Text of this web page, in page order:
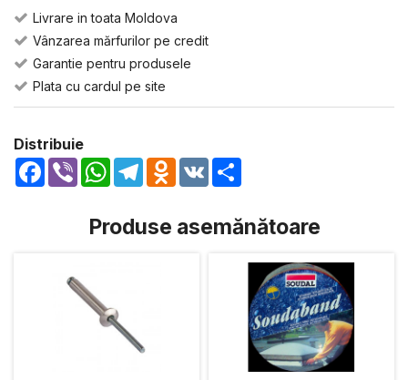
Livrare in toata Moldova
Vânzarea mărfurilor pe credit
Garantie pentru produsele
Plata cu cardul pe site
Distribuie
Facebook
Viber WhatsApp
TelegramOdnoklassniki
VK
Produse asemănătoare